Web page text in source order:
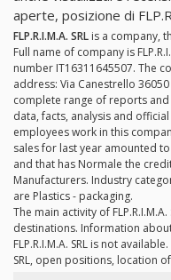
aperte, posizione di
FLP.R.I.M.A. SRL is a company,
Full name of company is
number IT16311645507. The
address: Via Canestrello
complete range of reports
data, facts, analysis and
employees work in this
sales for last year amounted
and that has Normale the
Manufacturers. Industry
are Plastics - packaging.
The main activity of
destinations. Information
FLP.R.I.M.A. SRL is not
SRL, open positions, location of